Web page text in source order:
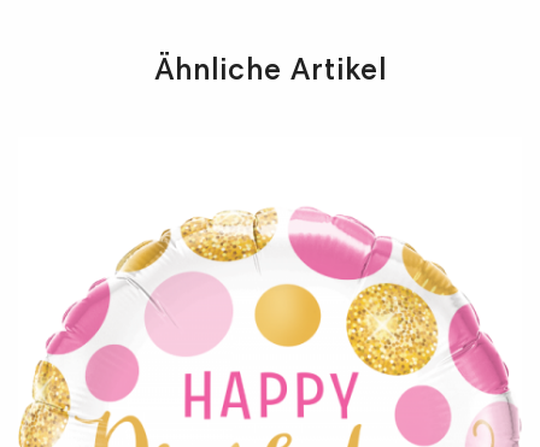
Ähnliche Artikel